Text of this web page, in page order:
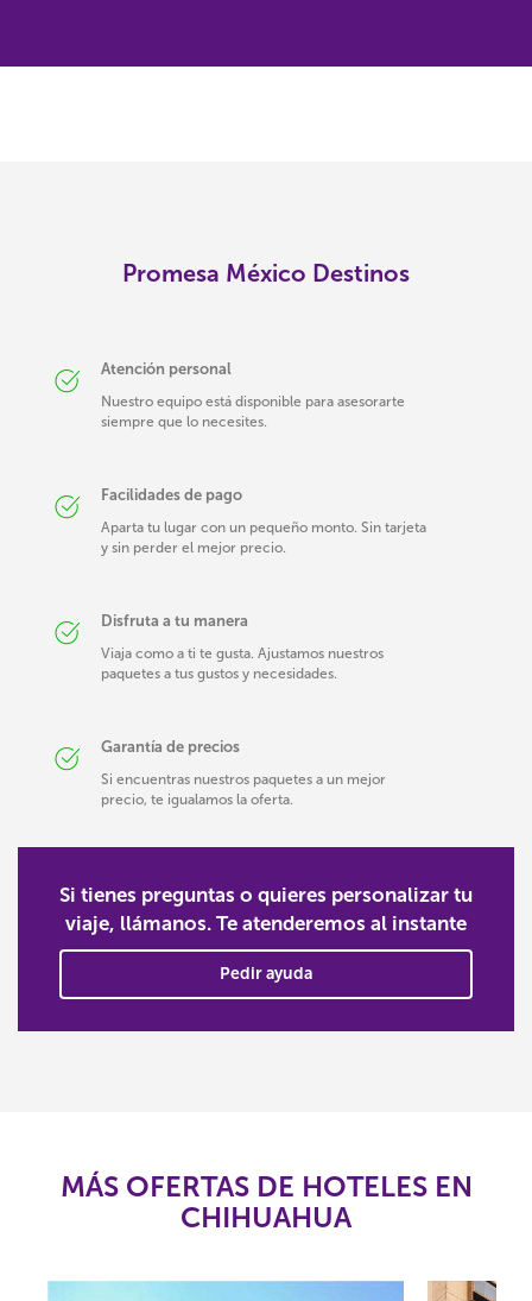
Promesa México Destinos
Atención personal
Nuestro equipo está disponible para asesorarte
siempre que lo necesites.
Facilidades de pago
Aparta tu lugar con un pequeño monto. Sin tarjeta
y sin perder el mejor precio.
Disfruta a tu manera
Viaja como a ti te gusta. Ajustamos nuestros
paquetes a tus gustos y necesidades.
Garantía de precios
Si encuentras nuestros paquetes a un mejor
precio, te igualamos la oferta.
Si tienes preguntas o quieres personalizar tu
viaje, llámanos. Te atenderemos al instante
Pedir ayuda
MÁS OFERTAS DE HOTELES EN
CHIHUAHUA